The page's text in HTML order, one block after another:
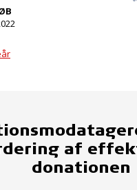
af
donationen